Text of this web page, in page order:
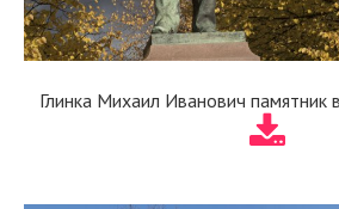
Глинка Михаил Иванович памятник